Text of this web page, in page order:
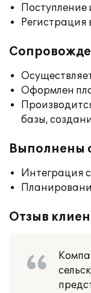
Поступление
Регистрация
Оформлен
базы,
Выполнены
Интеграция
Отзыв